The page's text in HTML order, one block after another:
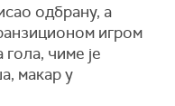
одбрану, а
игром
чиме је
макар у